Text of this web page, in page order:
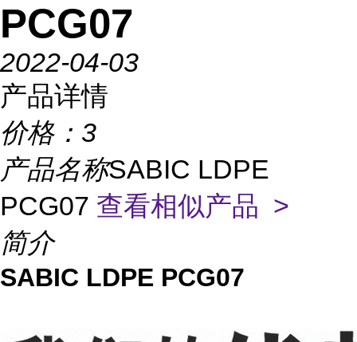
PCG07
2022-04-03
产品详情
价格： 3
产品名称SABIC LDPE
PCG07 查看相似产品 >
简介
SABIC LDPE PCG07